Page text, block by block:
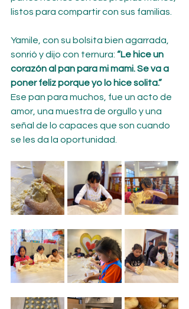
listos para compartir con sus familias.
Yamile, con su bolsita bien agarrada,
sonrió y dijo con ternura: “Le hice un
corazón al pan para mi mami. Se va a
poner feliz porque yo lo hice solita.”
Ese pan para muchos, fue un acto de
amor, una muestra de orgullo y una
señal de lo capaces que son cuando
se les da la oportunidad.